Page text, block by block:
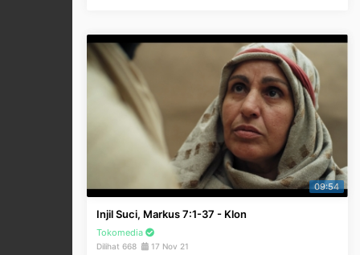
09:54
Injil Suci, Markus 7:1-37 - Klon
Tokomedia
Dilihat 668 17 Nov 21